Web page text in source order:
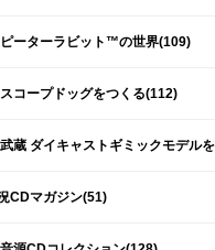
ーターラビット™の世界(109)
コープドッグをつくる(112)
蔵 ダイキャストギミックモデル
CDマガジン(51)